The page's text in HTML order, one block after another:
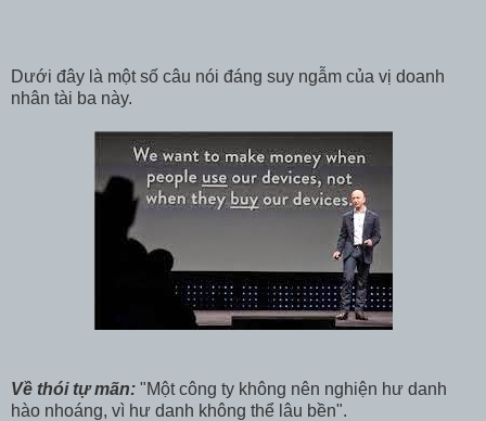
Dưới đây là một số câu nói đáng suy ngẫm của vị doanh
nhân tài ba này.
Về thói tự mãn: "Một công ty không nên nghiện hư danh
hào nhoáng, vì hư danh không thể lâu bền".